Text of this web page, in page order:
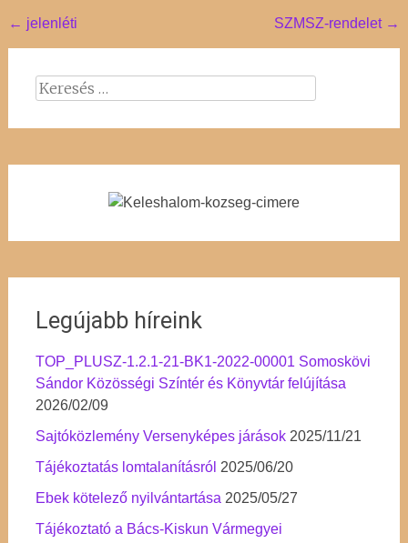
Post
navigation
← jelenléti SZMSZ-rendelet →
Keresés:
Legújabb híreink
TOP_PLUSZ-1.2.1-21-BK1-2022-00001 Somoskövi
Sándor Közösségi Színtér és Könyvtár felújítása
2026/02/09
Sajtóközlemény Versenyképes járások 2025/11/21
Tájékoztatás lomtalanításról 2025/06/20
Ebek kötelező nyilvántartása 2025/05/27
Tájékoztató a Bács-Kiskun Vármegyei